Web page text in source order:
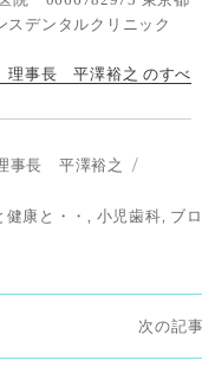
スデンタルクリニック
理事長 平澤裕之 のすべ
事長 平澤裕之
康と・・ , 小児歯科, ブ
次